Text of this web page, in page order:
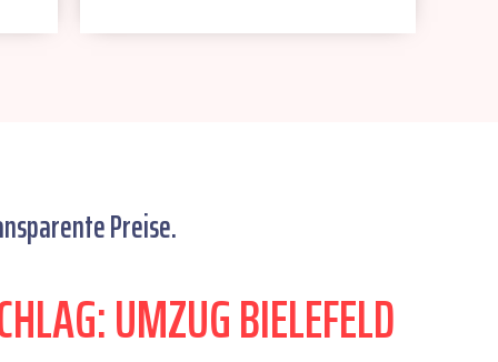
Preise.
UMZUG BIELEFELD